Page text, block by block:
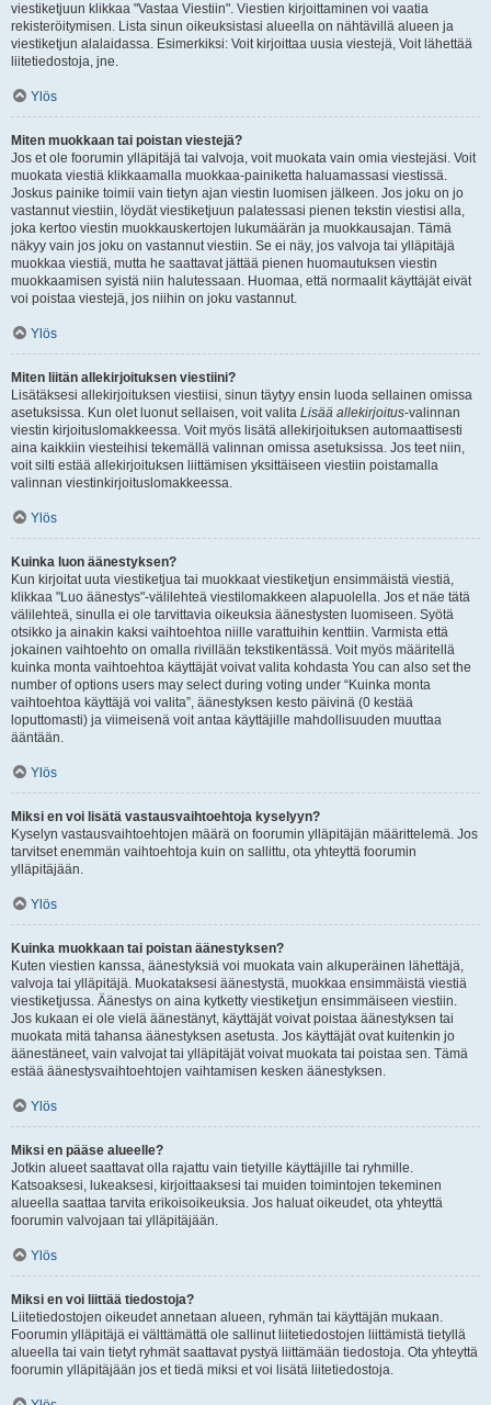
viestiketjuun klikkaa "Vastaa Viestiin". Viestien kirjoittaminen voi vaatia
rekisteröitymisen. Lista sinun oikeuksistasi alueella on nähtävillä alueen ja
viestiketjun alalaidassa. Esimerkiksi: Voit kirjoittaa uusia viestejä, Voit lähettää
liitetiedostoja, jne.
Ylös
Miten muokkaan tai poistan viestejä?
Jos et ole foorumin ylläpitäjä tai valvoja, voit muokata vain omia viestejäsi. Voit
muokata viestiä klikkaamalla muokkaa-painiketta haluamassasi viestissä.
Joskus painike toimii vain tietyn ajan viestin luomisen jälkeen. Jos joku on jo
vastannut viestiin, löydät viestiketjuun palatessasi pienen tekstin viestisi alla,
joka kertoo viestin muokkauskertojen lukumäärän ja muokkausajan. Tämä
näkyy vain jos joku on vastannut viestiin. Se ei näy, jos valvoja tai ylläpitäjä
muokkaa viestiä, mutta he saattavat jättää pienen huomautuksen viestin
muokkaamisen syistä niin halutessaan. Huomaa, että normaalit käyttäjät eivät
voi poistaa viestejä, jos niihin on joku vastannut.
Ylös
Miten liitän allekirjoituksen viestiini?
Lisätäksesi allekirjoituksen viestiisi, sinun täytyy ensin luoda sellainen omissa
asetuksissa. Kun olet luonut sellaisen, voit valita Lisää allekirjoitus-valinnan
viestin kirjoituslomakkeessa. Voit myös lisätä allekirjoituksen automaattisesti
aina kaikkiin viesteihisi tekemällä valinnan omissa asetuksissa. Jos teet niin,
voit silti estää allekirjoituksen liittämisen yksittäiseen viestiin poistamalla
valinnan viestinkirjoituslomakkeessa.
Ylös
Kuinka luon äänestyksen?
Kun kirjoitat uuta viestiketjua tai muokkaat viestiketjun ensimmäistä viestiä,
klikkaa "Luo äänestys"-välilehteä viestilomakkeen alapuolella. Jos et näe tätä
välilehteä, sinulla ei ole tarvittavia oikeuksia äänestysten luomiseen. Syötä
otsikko ja ainakin kaksi vaihtoehtoa niille varattuihin kenttiin. Varmista että
jokainen vaihtoehto on omalla rivillään tekstikentässä. Voit myös määritellä
kuinka monta vaihtoehtoa käyttäjät voivat valita kohdasta You can also set the
number of options users may select during voting under “Kuinka monta
vaihtoehtoa käyttäjä voi valita”, äänestyksen kesto päivinä (0 kestää
loputtomasti) ja viimeisenä voit antaa käyttäjille mahdollisuuden muuttaa
ääntään.
Ylös
Miksi en voi lisätä vastausvaihtoehtoja kyselyyn?
Kyselyn vastausvaihtoehtojen määrä on foorumin ylläpitäjän määrittelemä. Jos
tarvitset enemmän vaihtoehtoja kuin on sallittu, ota yhteyttä foorumin
ylläpitäjään.
Ylös
Kuinka muokkaan tai poistan äänestyksen?
Kuten viestien kanssa, äänestyksiä voi muokata vain alkuperäinen lähettäjä,
valvoja tai ylläpitäjä. Muokataksesi äänestystä, muokkaa ensimmäistä viestiä
viestiketjussa. Äänestys on aina kytketty viestiketjun ensimmäiseen viestiin.
Jos kukaan ei ole vielä äänestänyt, käyttäjät voivat poistaa äänestyksen tai
muokata mitä tahansa äänestyksen asetusta. Jos käyttäjät ovat kuitenkin jo
äänestäneet, vain valvojat tai ylläpitäjät voivat muokata tai poistaa sen. Tämä
estää äänestysvaihtoehtojen vaihtamisen kesken äänestyksen.
Ylös
Miksi en pääse alueelle?
Jotkin alueet saattavat olla rajattu vain tietyille käyttäjille tai ryhmille.
Katsoaksesi, lukeaksesi, kirjoittaaksesi tai muiden toimintojen tekeminen
alueella saattaa tarvita erikoisoikeuksia. Jos haluat oikeudet, ota yhteyttä
foorumin valvojaan tai ylläpitäjään.
Ylös
Miksi en voi liittää tiedostoja?
Liitetiedostojen oikeudet annetaan alueen, ryhmän tai käyttäjän mukaan.
Foorumin ylläpitäjä ei välttämättä ole sallinut liitetiedostojen liittämistä tietyllä
alueella tai vain tietyt ryhmät saattavat pystyä liittämään tiedostoja. Ota yhteyttä
foorumin ylläpitäjään jos et tiedä miksi et voi lisätä liitetiedostoja.